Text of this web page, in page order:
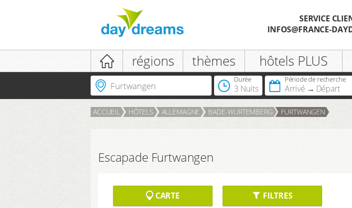
Se connecter
SE CONNECTER
Enregistrer
Civilité
Vous possédez déjà une carte
SERVICE
INFOS@FRANCE-
régions thèmes hôtels PLUS
Durée
3 Nuits
Période de recherche
Arrivé Départ
ACCUEIL HÔTELS ALLEMAGNE BADE-WURTEMBERG FURTWANGEN
Escapade Furtwangen
CARTE
FILTRES